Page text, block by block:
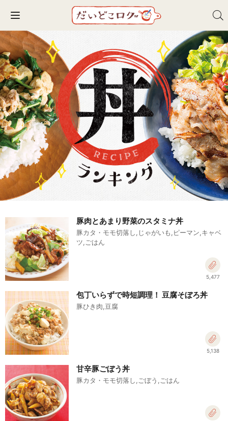
Toggle navigation
豚肉とあまり野菜のスタミナ丼
豚カタ・モモ切落し,じゃがいも,ピーマン,キャベ
ツ,ごはん
5,477
包丁いらずで時短調理！ 豆腐そぼろ丼
豚ひき肉,豆腐
5,138
甘辛豚ごぼう丼
豚カタ・モモ切落し,ごぼう,ごはん